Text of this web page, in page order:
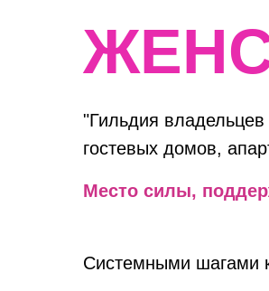
Системными шагами
Место силы,
"Гильдия
гостевых домов,